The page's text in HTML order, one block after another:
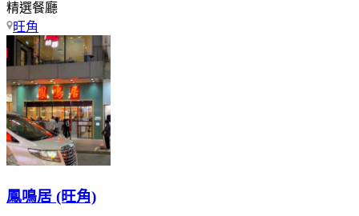
精選餐廳
旺角
鳳鳴居 (旺角)